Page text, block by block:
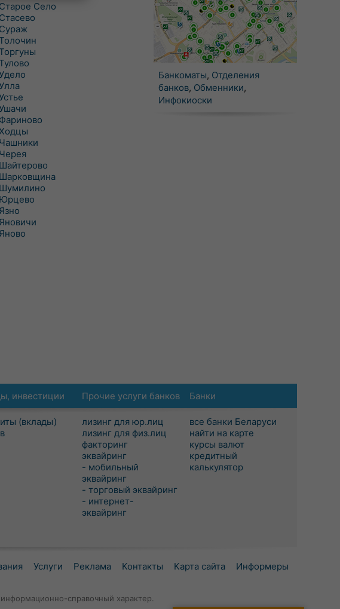
Старое Село
Стасево
Сураж
Фариново
Чашники
Черея
Шайтерово
Шарковщина
Шумилино
Юрцево
Язно
Яновичи
Яново
Банкоматы, Отделения
банков, Обменники,
Инфокиоски
инвестиции
(вклады)
Прочие услуги банков
лизинг для юр.лиц
лизинг для физ.лиц
факторинг
эквайринг
- мобильный
эквайринг
- торговый эквайринг
- интернет-
эквайринг
Банки
все банки Беларуси
найти на карте
курсы валют
кредитный
калькулятор
Услуги Реклама Контакты Карта сайта Информеры
справочный характер.